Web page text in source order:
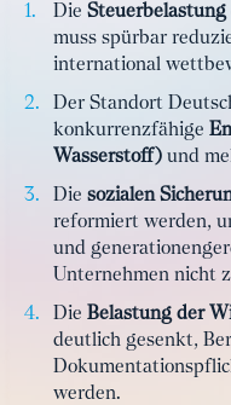
Die Steuerbelastung
muss spürbar
international
Der Standort
konkurrenzfähige
Wasserstoff) und
Die sozialen
reformiert werden,
und
Unternehmen nicht
Die Belastung der
deutlich gesenkt,
werden.